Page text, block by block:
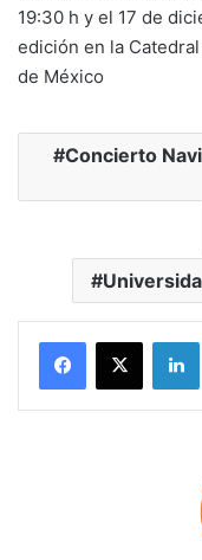
19:30 h y el 17 de
edición en la
de México
Concierto